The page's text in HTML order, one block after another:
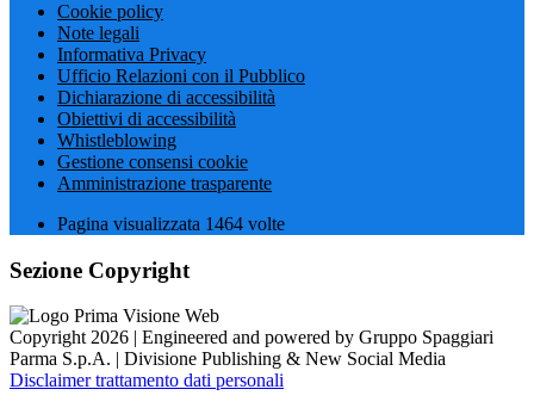
Cookie policy
Note legali
Informativa Privacy
Ufficio Relazioni con il Pubblico
Dichiarazione di accessibilità
Obiettivi di accessibilità
Whistleblowing
Gestione consensi cookie
Amministrazione trasparente
Pagina visualizzata 1464 volte
Sezione Copyright
Copyright 2026 | Engineered and powered by Gruppo Spaggiari
Parma S.p.A. | Divisione Publishing & New Social Media
Disclaimer trattamento dati personali